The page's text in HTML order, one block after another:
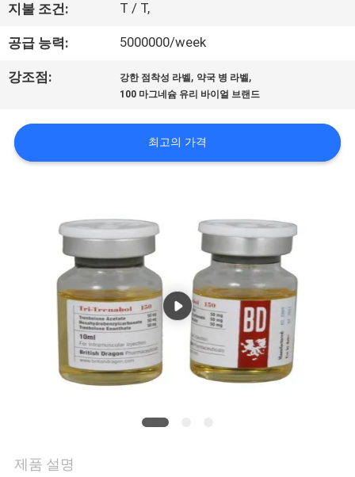
장
여
행
품
질
뉴
지불 조건: T / T,
공급 능력: 5000000/week
강조점: 강한 점착성 라벨, 약국 병 라벨,
100 마그네슘 유리 바이얼 브랜드
최고의 가격
제품 설명